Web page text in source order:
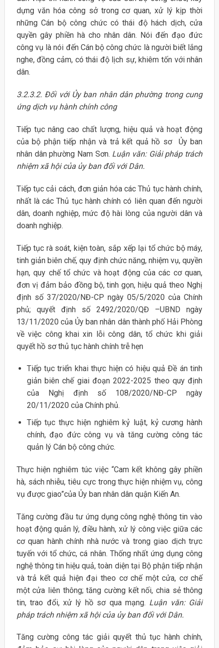
dựng văn hóa công sở trong cơ quan, xử lý kịp thời
những Cán bộ công chức có thái độ hách dịch, cửa
quyền gây phiền hà cho nhân dân. Nói đến đạo đức
công vụ là nói đến Cán bộ công chức là người biết lắng
nghe, đồng cảm, có thái độ lịch sự, khiêm tốn với nhân
dân.
3.2.3.2. Đối với Ủy ban nhân dân phường trong cung
ứng dịch vụ hành chính công
Tiếp tục nâng cao chất lượng, hiệu quả và hoạt động
của bộ phận tiếp nhận và trả kết quả hồ sơ Ủy ban
nhân dân phường Nam Sơn. Luận văn: Giải pháp trách
nhiệm xã hội của ủy ban đối với Dân.
Tiếp tục cải cách, đơn giản hóa các Thủ tục hành chính,
nhất là các Thủ tục hành chính có liên quan đến người
dân, doanh nghiệp, mức độ hài lòng của người dân và
doanh nghiệp.
Tiếp tục rà soát, kiện toàn, sắp xếp lại tổ chức bộ máy,
tinh giản biên chế, quy định chức năng, nhiệm vụ, quyền
hạn, quy chế tổ chức và hoạt động của các cơ quan,
đơn vị đảm bảo đồng bộ, tinh gọn, hiệu quả theo Nghị
định số 37/2020/NĐ-CP ngày 05/5/2020 của Chính
phủ; quyết định số 2492/2020/QĐ –UBND ngày
13/11/2020 của Ủy ban nhân dân thành phố Hải Phòng
về việc công khai xin lỗi công dân, tổ chức khi giải
quyết hồ sơ thủ tục hành chính trễ hẹn
Tiếp tục triển khai thực hiện có hiệu quả Đề án tinh
giản biên chế giai đoạn 2022-2025 theo quy định
của Nghị định số 108/2020/NĐ-CP ngày
20/11/2020 của Chính phủ.
Tiếp tục thực hiện nghiêm kỷ luật, kỷ cương hành
chính, đạo đức công vụ và tăng cường công tác
quản lý Cán bộ công chức.
Thực hiện nghiêm túc việc “Cam kết không gây phiền
hà, sách nhiễu, tiêu cực trong thực hiện nhiệm vụ, công
vụ được giao”của Ủy ban nhân dân quận Kiến An.
Tăng cường đầu tư ứng dụng công nghệ thông tin vào
hoạt động quản lý, điều hành, xử lý công việc giữa các
cơ quan hành chính nhà nước và trong giao dịch trực
tuyến với tổ chức, cá nhân. Thống nhất ứng dụng công
nghệ thông tin hiệu quả, toàn diện tại Bộ phận tiếp nhận
và trả kết quả hiện đại theo cơ chế một cửa, cơ chế
một cửa liên thông; tăng cường kết nối, chia sẻ thông
tin, trao đổi, xử lý hồ sơ qua mạng. Luận văn: Giải
pháp trách nhiệm xã hội của ủy ban đối với Dân.
Tăng cường công tác giải quyết thủ tục hành chính,